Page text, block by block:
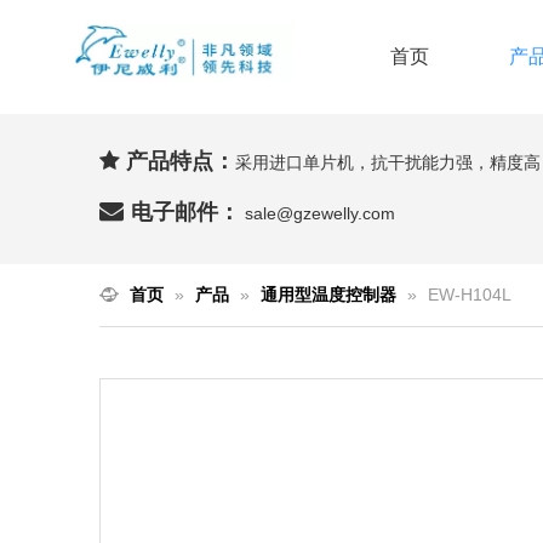
首页 产
 产品特点： 采用进口单片机，抗干扰能力强，精度
 电子邮件： sale@gzewelly.com
首页 » 产品 » 通用型温度控制器 » EW-H104L